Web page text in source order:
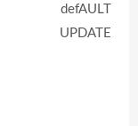
defAULT
UPDATE